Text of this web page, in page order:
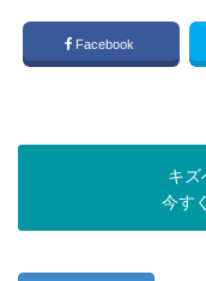
Facebook
キズ
今す